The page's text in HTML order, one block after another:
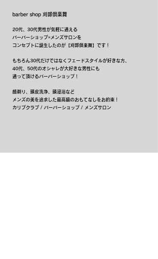
barber shop 刈部倶楽舞
20代、30代男性が気軽に通える
バーバーショップ×メンズサロンを
コンセプトに誕生したのが【刈部倶楽舞】です！
もちろん30代だけではなくフェードスタイルが好きな方、
40代、50代のオシャレが大好きな男性にも
通って頂けるバーバーショップ！
顔剃り、頭皮洗浄、頭浸浴など
メンズの美を追求した最高級のおもてなしをお約束！
​カリブクラブ / バーバーショップ / メンズサロン